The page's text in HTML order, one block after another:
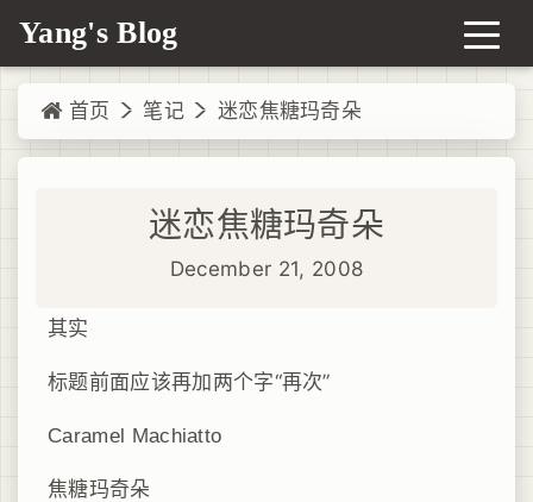
Yang's Blog
首页 笔记 迷恋焦糖玛奇朵
迷恋焦糖玛奇朵
December 21, 2008
其实
标题前面应该再加两个字“再次”
Caramel Machiatto
焦糖玛奇朵